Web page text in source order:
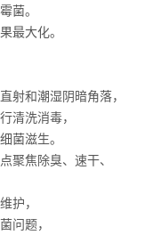
菌。
最大化。
射和潮湿阴暗角落，
清洗消毒，
菌滋生。
聚焦除臭、速干、
护，
问题，